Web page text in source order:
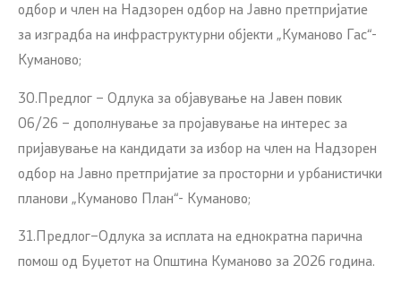
одбор и член на Надзорен одбор на Јавно претпријатие
за изградба на инфраструктурни објекти „Куманово Гас“-
Куманово;
30.Предлог – Одлука за објавување на Jавен повик
06/26 – дополнување за пројавување на интерес за
пријавување на кандидати за избор на член на Надзорен
одбор на Јавно претпријатие за просторни и урбанистички
планови „Куманово План“- Куманово;
31.Предлог–Одлука за исплата на еднократна парична
помош од Буџетот на Општина Куманово за 2026 година.